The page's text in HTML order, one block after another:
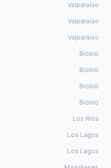
Valparaíso
Valparaíso
Valparaíso
Biobío
Biobío
Biobío
Biobío
Los Ríos
Los Lagos
Los Lagos